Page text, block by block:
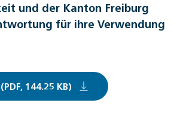
und der Kanton Freiburg
für ihre Verwendung
144.25 KB)